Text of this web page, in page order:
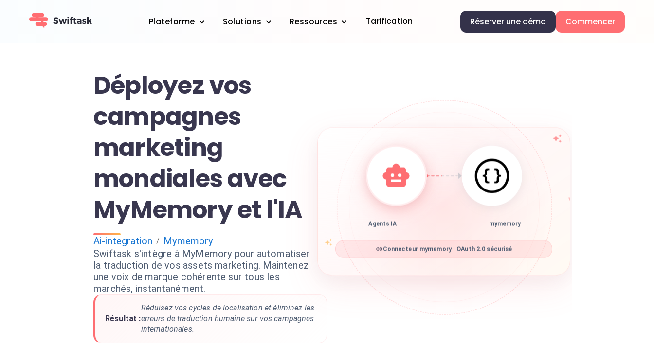
Plateforme Solutions Ressources Tarification Réserver une démo Commencer
Déployez vos
campagnes
marketing
mondiales avec
MyMemory et l'IA
Ai-integration / Mymemory
Swiftask s'intègre à MyMemory pour automatiser
la traduction de vos assets marketing. Maintenez
une voix de marque cohérente sur tous les
marchés, instantanément.
Résultat :
Réduisez vos cycles de localisation et éliminez les
erreurs de traduction humaine sur vos campagnes
internationales.
Agents IA mymemory
Connecteur mymemory · OAuth 2.0 sécurisé